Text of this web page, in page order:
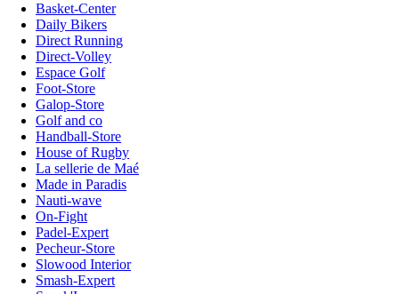
Basket-Center
Daily Bikers
Direct Running
Direct-Volley
Espace Golf
Foot-Store
Galop-Store
Golf and co
Handball-Store
House of Rugby
La sellerie de Maé
Made in Paradis
Nauti-wave
On-Fight
Padel-Expert
Pecheur-Store
Slowood Interior
Smash-Expert